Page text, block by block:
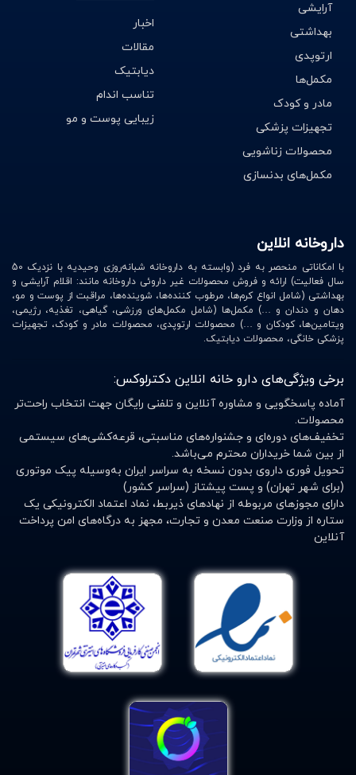
آرایشی
بهداشتی
ارتوپدی
مکمل‌ها
مادر و کودک
تجهیزات پزشکی
محصولات زناشویی
مکمل‌های بدنسازی
اخبار
مقالات
دیابتیک
تناسب اندام
زیبایی پوست و مو
داروخانه انلاین
با امکاناتی منحصر به فرد (وابسته به داروخانه شبانه‌روزی وحیدیه با نزدیک 50
سال فعالیت) ارائه و فروش محصولات غیر داروئی داروخانه مانند: اقلام آرایشی و
بهداشتی (شامل انواع کرم‌ها، مرطوب کننده‌ها، شوینده‌ها، مراقبت از پوست و مو،
دهان و دندان و …) مکمل‌ها (شامل مکمل‌های ورزشی، گیاهی، تغذیه، رژیمی،
ویتامین‌ها، کودکان و …) محصولات ارتوپدی، محصولات مادر و کودک، تجهیزات
پزشکی خانگی، محصولات دیابتیک.
برخی ویژگی‌های دارو خانه انلاین دکترلوکس:
آماده پاسخگویی و مشاوره آنلاین و تلفنی رایگان جهت انتخاب راحت‌تر
محصولات.
تخفیف‌های دوره‌ای و جشنواره‌های مناسبتی، قرعه‌کشی‌های سیستمی
از بین شما خریداران محترم می‌باشد.
تحویل فوری داروی بدون نسخه به سراسر ایران به‌وسیله پیک موتوری
(برای شهر تهران) و پست پیشتاز (سراسر کشور)
دارای مجوزهای مربوطه از نهادهای ذیربط، نماد اعتماد الکترونیکی یک
ستاره از وزارت صنعت معدن و تجارت، مجهز به درگاه‌های امن پرداخت
آنلاین